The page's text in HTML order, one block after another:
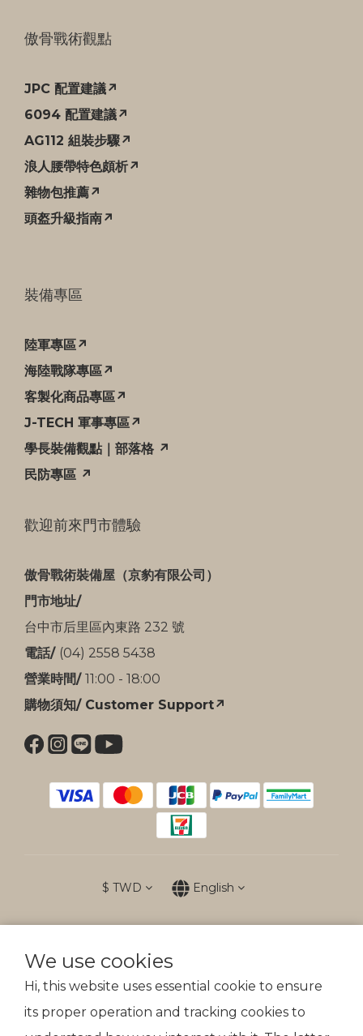
We use cookies
Hi, this website uses essential cookie to ensure
its proper operation and tracking cookies to
傲骨戰術觀點
JPC 配置建議↗
6094 配置建議↗
AG112 組裝步驟↗
浪人腰帶特色頗析↗
雜物包推薦↗
頭盔升級指南↗
裝備專區
陸軍專區↗
海陸戰隊專區↗
客製化商品專區↗
J-TECH 軍事專區↗
學長裝備觀點｜部落格 ↗
民防專區 ↗
歡迎前來門市體驗
傲骨戰術裝備屋（京豹有限公司）
門市地址/
台中市后里區內東路 232 號
電話/ (04) 2558 5438
營業時間/ 11:00 - 18:00
購物須知/ Customer Support↗
$ TWD English